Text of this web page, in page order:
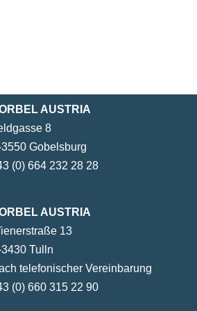
AUSTRIA
8
Gobelsburg
(0) 664 232 28 28
AUSTRIA
13
Tulln
telefonischer Vereinbarung
(0) 660 315 22 90